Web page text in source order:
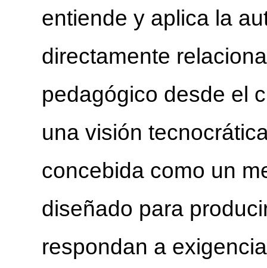
entiende y aplica la
directamente
pedagógico desde el
una visión
concebida como un
diseñado para
respondan a